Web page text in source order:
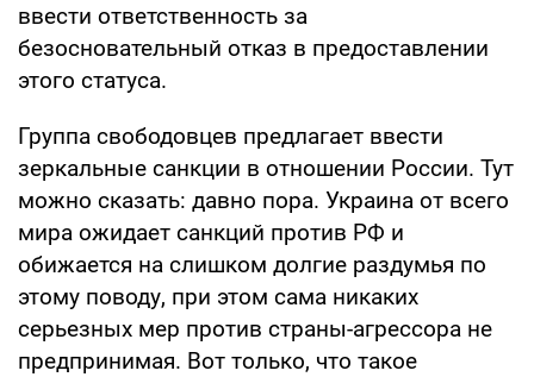
ввести ответственность за
безосновательный отказ в предоставлении
этого статуса.
Группа свободовцев предлагает ввести
зеркальные санкции в отношении России. Тут
можно сказать: давно пора. Украина от всего
мира ожидает санкций против РФ и
обижается на слишком долгие раздумья по
этому поводу, при этом сама никаких
серьезных мер против страны-агрессора не
предпринимая. Вот только, что такое